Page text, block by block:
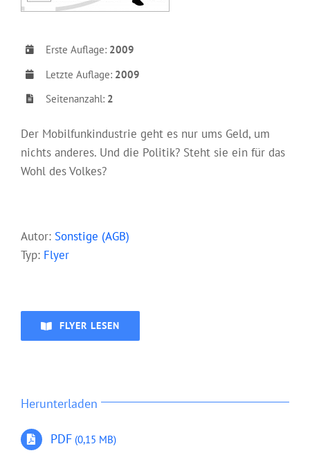
Erste Auflage: 2009
Letzte Auflage: 2009
Seitenanzahl: 2
Der Mobilfunkindustrie geht es nur ums Geld, um
nichts anderes. Und die Politik? Steht sie ein für das
Wohl des Volkes?
Autor: Sonstige (AGB)
Typ: Flyer
FLYER LESEN
Herunterladen
PDF (0,15 MB)